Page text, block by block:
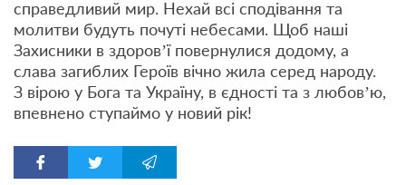
справедливий мир. Нехай всі сподівання та
молитви будуть почуті небесами. Щоб наші
Захисники в здоров’ї повернулися додому, а
слава загиблих Героїв вічно жила серед народу.
З вірою у Бога та Україну, в єдності та з любов’ю,
впевнено ступаймо у новий рік!